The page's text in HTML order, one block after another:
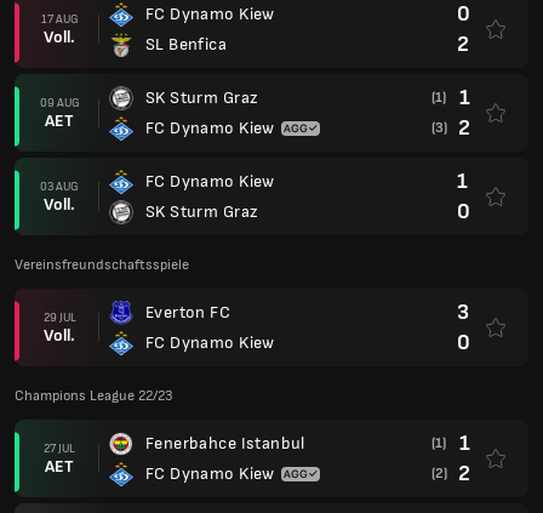
17 AUG
Voll.
FC Dynamo Kiew
SL Benfica
0
2
09 AUG
AET
SK Sturm Graz
FC Dynamo Kiew
(1) 1
(3) 2
03 AUG
Voll.
FC Dynamo Kiew
SK Sturm Graz
1
0
Vereinsfreundschaftsspiele
29 JUL
Voll.
Everton FC
FC Dynamo Kiew
3
0
Champions League 22/23
27 JUL
AET
Fenerbahce Istanbul
FC Dynamo Kiew
(1) 1
(2) 2